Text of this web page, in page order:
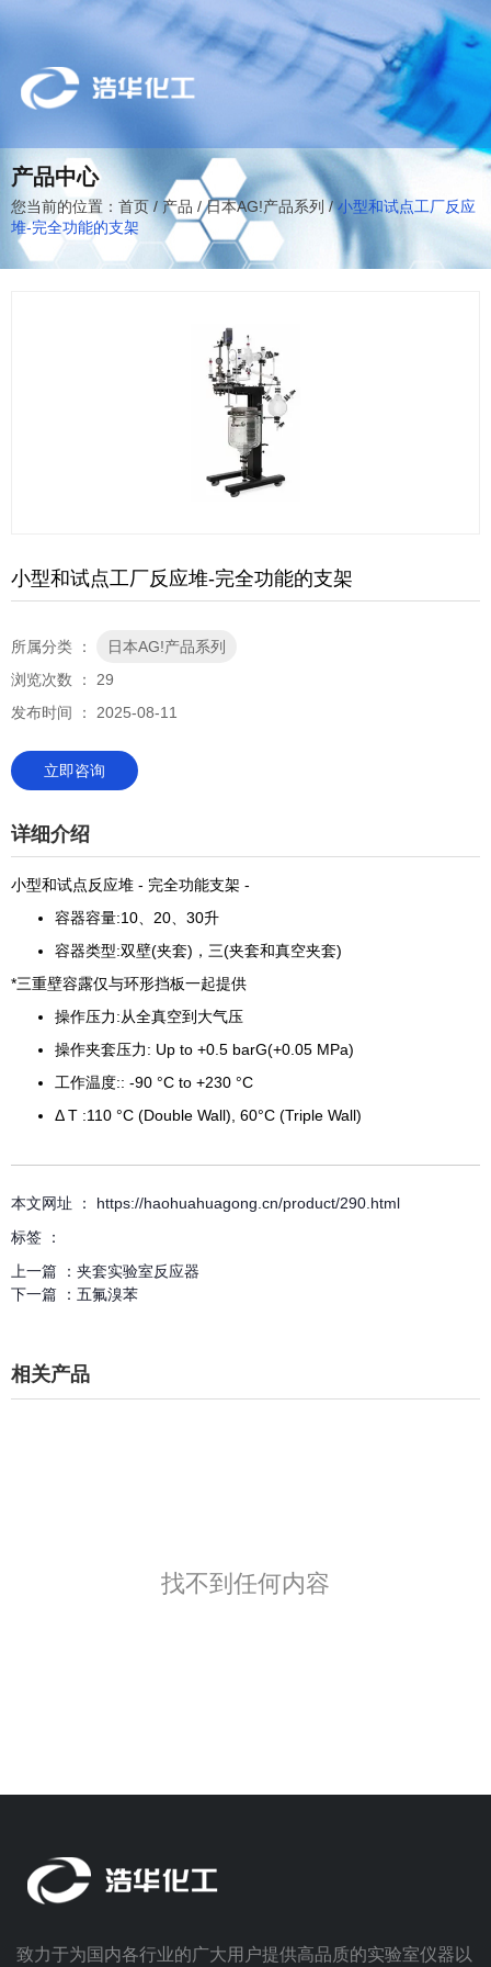
产品中心
您当前的位置：首页/ 产品 /日本AG!产品系列 /小型和试点工厂反应
堆-完全功能的支架
小型和试点工厂反应堆-完全功能的支架
所属分类 ：
日本AG!产品系列
浏览次数 ： 29
发布时间 ： 2025-08-11
立即咨询
详细介绍
小型和试点反应堆 - 完全功能支架 -
容器容量:10、20、30升
容器类型:双壁(夹套)，三(夹套和真空夹套)
*三重壁容露仅与环形挡板一起提供
操作压力:从全真空到大气压
操作夹套压力: Up to +0.5 barG(+0.05 MPa)
工作温度:: -90 °C to +230 °C
Δ T :110 °C (Double Wall), 60°C (Triple Wall)
本文网址 ： https://haohuahuagong.cn/product/290.html
标签 ：
上一篇 ： 夹套实验室反应器
下一篇 ： 五氟溴苯
相关产品
找不到任何内容
致力于为国内各行业的广大用户提供高品质的实验室仪器以